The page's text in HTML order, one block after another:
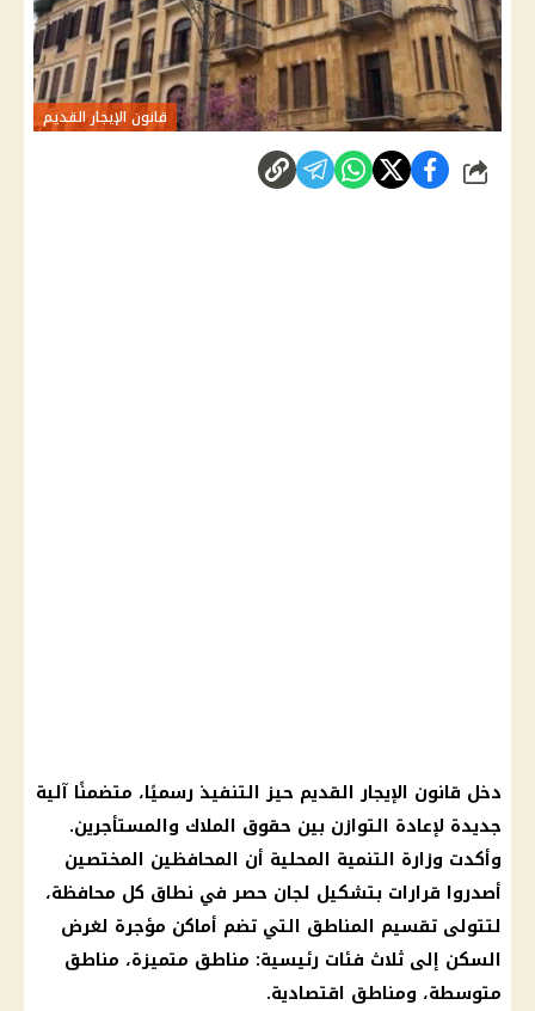
قانون الإيجار القديم
شارك
دخل قانون الإيجار القديم حيز التنفيذ رسميًا، متضمنًا آلية
جديدة لإعادة التوازن بين حقوق الملاك والمستأجرين.
وأكدت وزارة التنمية المحلية أن المحافظين المختصين
أصدروا قرارات بتشكيل لجان حصر في نطاق كل محافظة،
لتتولى تقسيم المناطق التي تضم أماكن مؤجرة لغرض
السكن إلى ثلاث فئات رئيسية: مناطق متميزة، مناطق
متوسطة، ومناطق اقتصادية.